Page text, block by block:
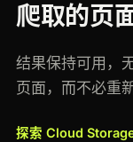
爬取的页
结果保持可用，
页面，而不必重
探索 Cloud